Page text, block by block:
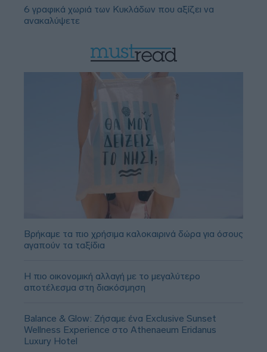
6 γραφικά χωριά των Κυκλάδων που αξίζει να
ανακαλύψετε
Βρήκαμε τα πιο χρήσιμα καλοκαιρινά δώρα για όσους
αγαπούν τα ταξίδια
Η πιο οικονομική αλλαγή με το μεγαλύτερο
αποτέλεσμα στη διακόσμηση
Balance & Glow: Ζήσαμε ένα Exclusive Sunset
Wellness Experience στο Athenaeum Eridanus
Luxury Hotel